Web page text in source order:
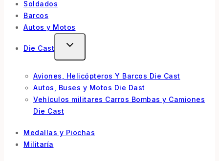
Soldados
Barcos
Autos y Motos
Die Cast
Aviones, Helicópteros Y Barcos Die Cast
Autos, Buses y Motos Die Dast
Vehículos militares Carros Bombas y Camiones
Die Cast
Medallas y Piochas
Militaría